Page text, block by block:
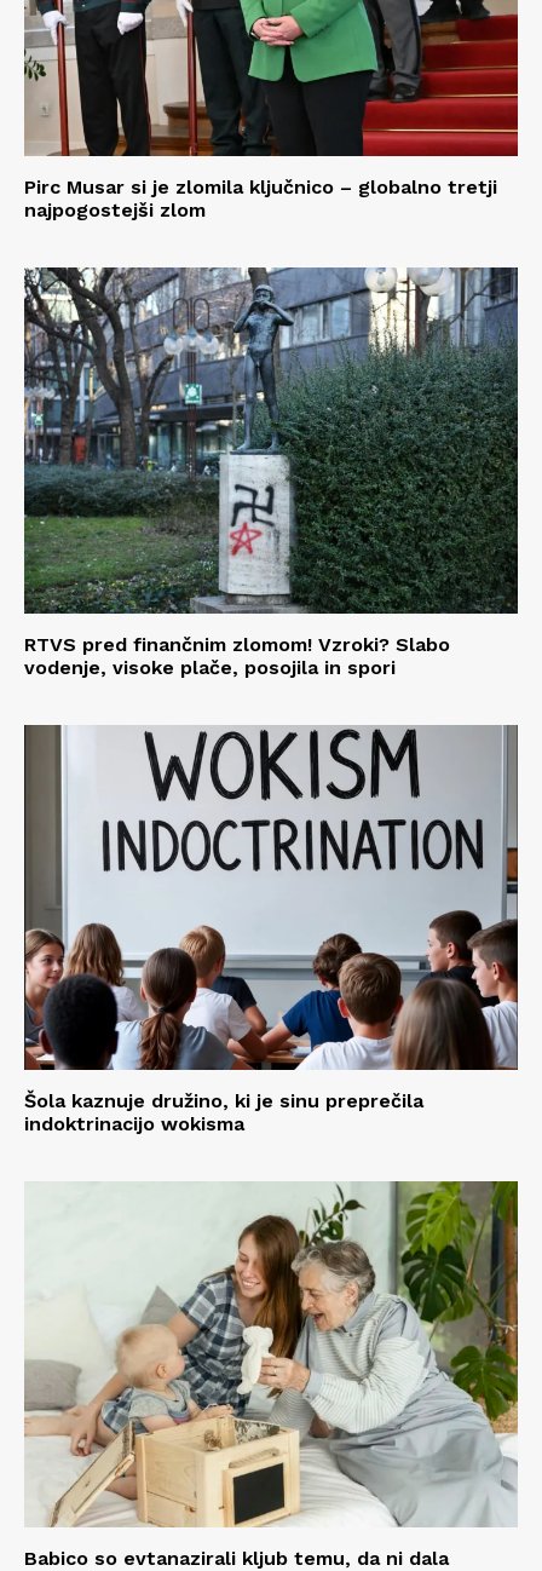
Pirc Musar si je zlomila ključnico – globalno tretji
najpogostejši zlom
RTVS pred finančnim zlomom! Vzroki? Slabo
vodenje, visoke plače, posojila in spori
Šola kaznuje družino, ki je sinu preprečila
indoktrinacijo wokisma
Babico so evtanazirali kljub temu, da ni dala